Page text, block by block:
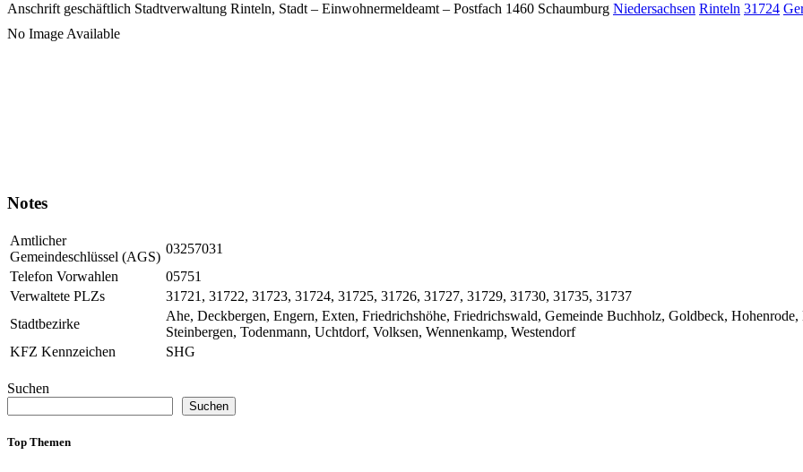
Anschrift geschäftlich Stadtverwaltung Rinteln, Stadt – Einwohnermeldeamt – Postfach 1460 Schaumburg Niedersachsen Rinteln 31724
No Image Available
Notes
Amtlicher
Gemeindeschlüssel (AGS)
03257031
Telefon Vorwahlen
05751
Verwaltete PLZs
31721, 31722, 31723, 31724, 31725, 31726, 31727, 31729, 31730, 31735, 31737
Stadtbezirke
Ahe, Deckbergen, Engern, Exten, Friedrichshöhe, Friedrichswald, Gemeinde Buchholz, Goldbeck,
Steinbergen, Todenmann, Uchtdorf, Volksen, Wennenkamp, Westendorf
KFZ Kennzeichen
SHG
Suchen
Suchen
Top Themen